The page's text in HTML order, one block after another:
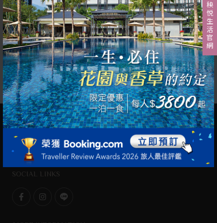
秧悦生活官網
位置
Tea Gallery
茶坊 開放時間 全年開放 須事先預約
back
NEWS LETTER
訂閱電子報 取消訂閱
SOCIAL LINKS
F
I
L